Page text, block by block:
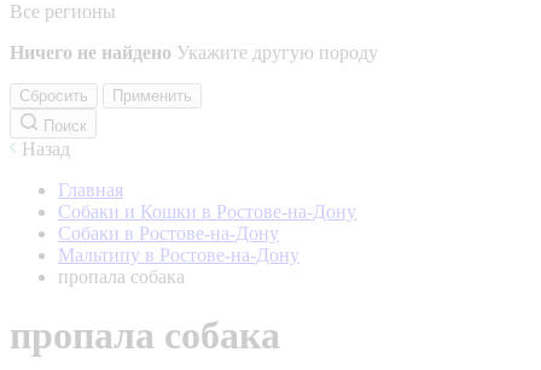
Все регионы
Ничего не найдено Укажите другую породу
Сбросить
Применить
Поиск
Назад
Главная
Собаки и Кошки в Ростове-на-Дону
Собаки в Ростове-на-Дону
Мальтипу в Ростове-на-Дону
пропала собака
пропала собака